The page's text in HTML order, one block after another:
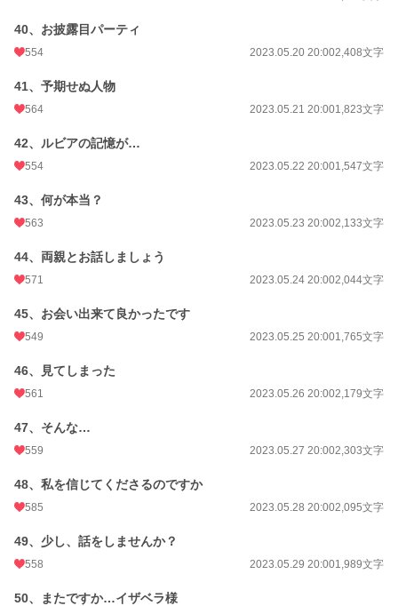
40、お披露目パーティ
554 2023.05.20 20:002,408文字
41、予期せぬ人物
564 2023.05.21 20:001,823文字
42、ルビアの記憶が…
554 2023.05.22 20:001,547文字
43、何が本当？
563 2023.05.23 20:002,133文字
44、両親とお話しましょう
571 2023.05.24 20:002,044文字
45、お会い出来て良かったです
549 2023.05.25 20:001,765文字
46、見てしまった
561 2023.05.26 20:002,179文字
47、そんな…
559 2023.05.27 20:002,303文字
48、私を信じてくださるのですか
585 2023.05.28 20:002,095文字
49、少し、話をしませんか？
558 2023.05.29 20:001,989文字
50、またですか…イザベラ様